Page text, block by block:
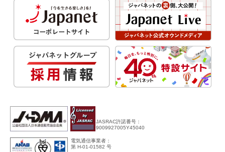
JASRAC許諾番号：
9009927005Y45040
電気通信事業者：
第 H-01-01582 号